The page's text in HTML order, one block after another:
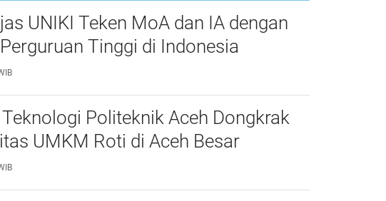
UNIKI Teken MoA dan IA dengan
Tinggi di Indonesia
Politeknik Aceh Dongkrak
UMKM Roti di Aceh Besar